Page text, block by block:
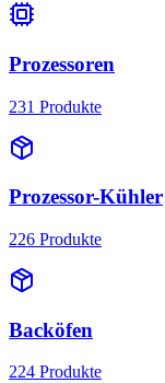
Prozessoren
231 Produkte
Prozessor-Kühler
226 Produkte
Backöfen
224 Produkte